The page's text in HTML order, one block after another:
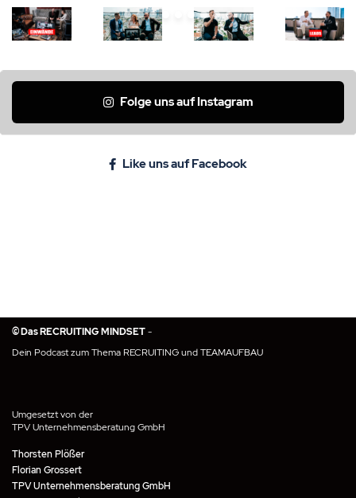
Folge uns auf Instagram
Like uns auf Facebook
© Das RECRUITING MINDSET-
Dein Podcast zum Thema RECRUITING und TEAMAUFBAU
Umgesetzt von der
TPV Unternehmensberatung GmbH
Thorsten Plößer
Florian Grossert
TPV Unternehmensberatung GmbH